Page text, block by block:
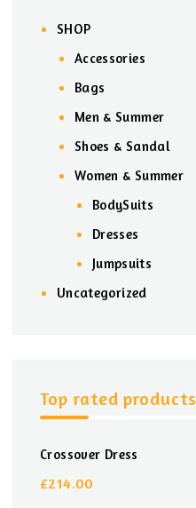
SHOP
Accessories
Bags
Men & Summer
Shoes & Sandal
Women & Summer
BodySuits
Dresses
Jumpsuits
Uncategorized
Top rated products
Crossover Dress
£214.00